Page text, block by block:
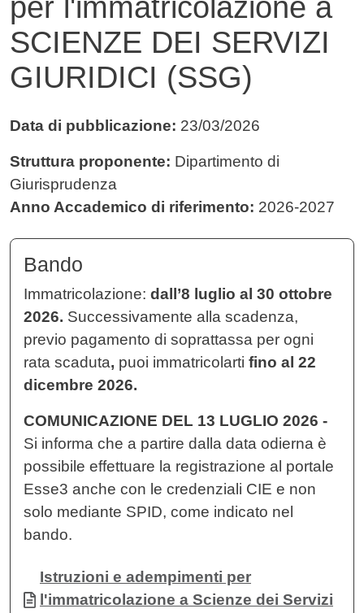
per l'immatricolazione a
SCIENZE DEI SERVIZI
GIURIDICI (SSG)
Data di pubblicazione: 23/03/2026
Struttura proponente: Dipartimento di
Giurisprudenza
Anno Accademico di riferimento: 2026-2027
Bando
Immatricolazione: dall’8 luglio al 30 ottobre
2026. Successivamente alla scadenza,
previo pagamento di soprattassa per ogni
rata scaduta, puoi immatricolarti fino al 22
dicembre 2026.
COMUNICAZIONE DEL 13 LUGLIO 2026 -
Si informa che a partire dalla data odierna è
possibile effettuare la registrazione al portale
Esse3 anche con le credenziali CIE e non
solo mediante SPID, come indicato nel
bando.
Documento
Istruzioni e adempimenti per
l'immatricolazione a Scienze dei Servizi